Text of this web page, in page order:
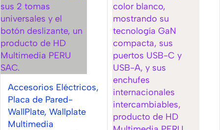
Accesorios Eléctricos,
Placa de Pared-
WallPlate, Wallplate
Multimedia